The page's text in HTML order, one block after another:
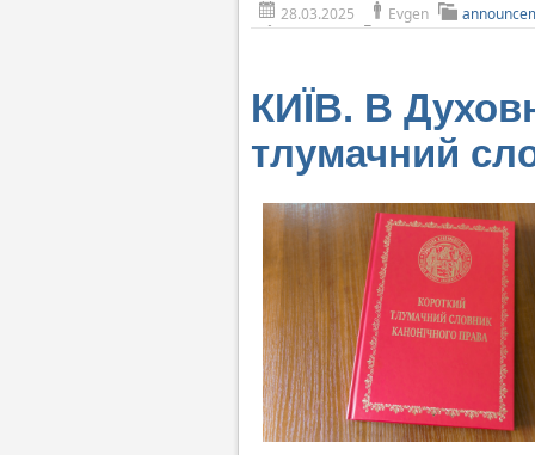
28.03.2025 Evgen
КИЇВ. В
тлумачний